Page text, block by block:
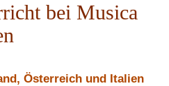
bei Musica
Österreich und Italien